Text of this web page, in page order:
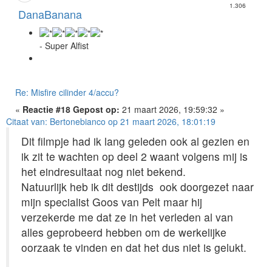
DanaBanana
1.306
- Super Alfist
Re: Misfire cilinder 4/accu?
« Reactie #18 Gepost op: 21 maart 2026, 19:59:32 »
Citaat van: Bertonebianco op 21 maart 2026, 18:01:19
Dit filmpje had ik lang geleden ook al gezien en
ik zit te wachten op deel 2 waant volgens mij is
het eindresultaat nog niet bekend.
Natuurlijk heb ik dit destijds ook doorgezet naar
mijn specialist Goos van Pelt maar hij
verzekerde me dat ze in het verleden al van
alles geprobeerd hebben om de werkelijke
oorzaak te vinden en dat het dus niet is gelukt.